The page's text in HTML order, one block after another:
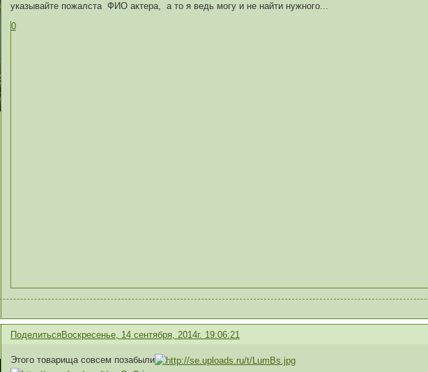
указывайте пожалста ФИО актера, а то я ведь могу и не найти нужного...
0
ПоделитьсяВоскресенье, 14 сентября, 2014г. 19:06:21
Этого товарища совсем позабыли